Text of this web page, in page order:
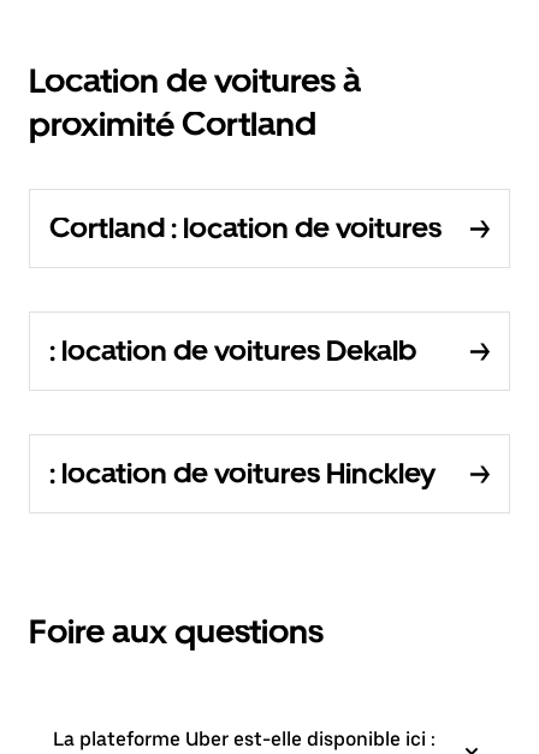
Location de voitures à
proximité Cortland
Cortland : location de voitures
: location de voitures Dekalb
: location de voitures Hinckley
Foire aux questions
La plateforme Uber est-elle disponible ici :